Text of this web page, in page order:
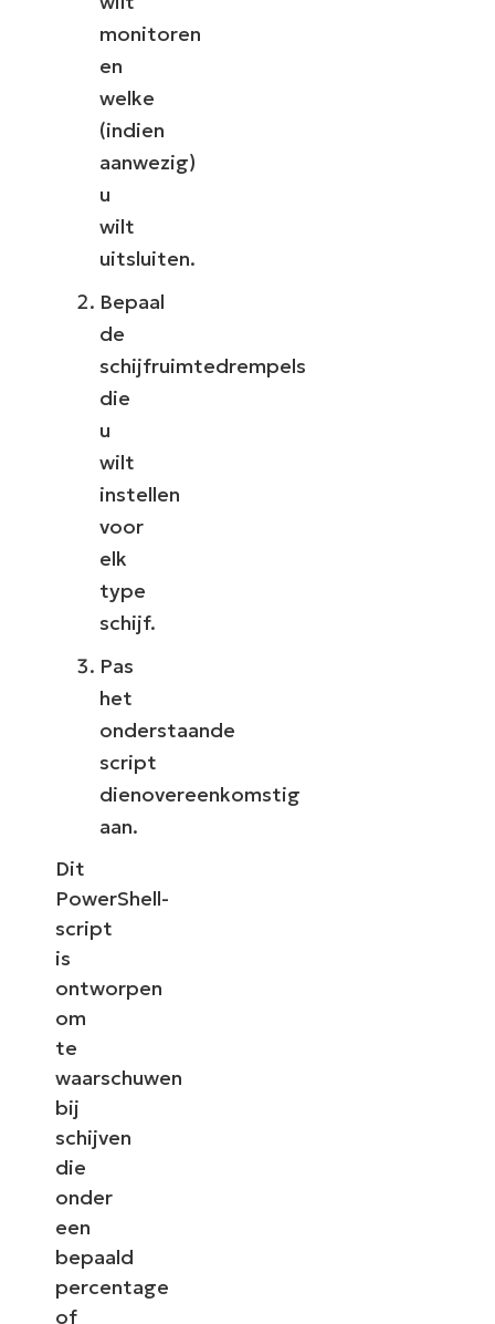
monitoren
en
welke
(indien
aanwezig)
u
wilt
uitsluiten.
Bepaal
de
schijfruimtedrempels
die
u
wilt
instellen
voor
elk
type
schijf.
Pas
het
onderstaande
script
dienovereenkomstig
aan.
Dit
PowerShell-
script
is
ontworpen
om
te
waarschuwen
bij
schijven
die
onder
een
bepaald
percentage
of